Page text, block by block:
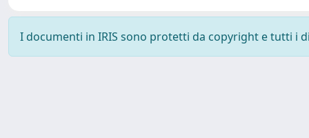
I documenti in IRIS sono protetti da copyright e tutti i